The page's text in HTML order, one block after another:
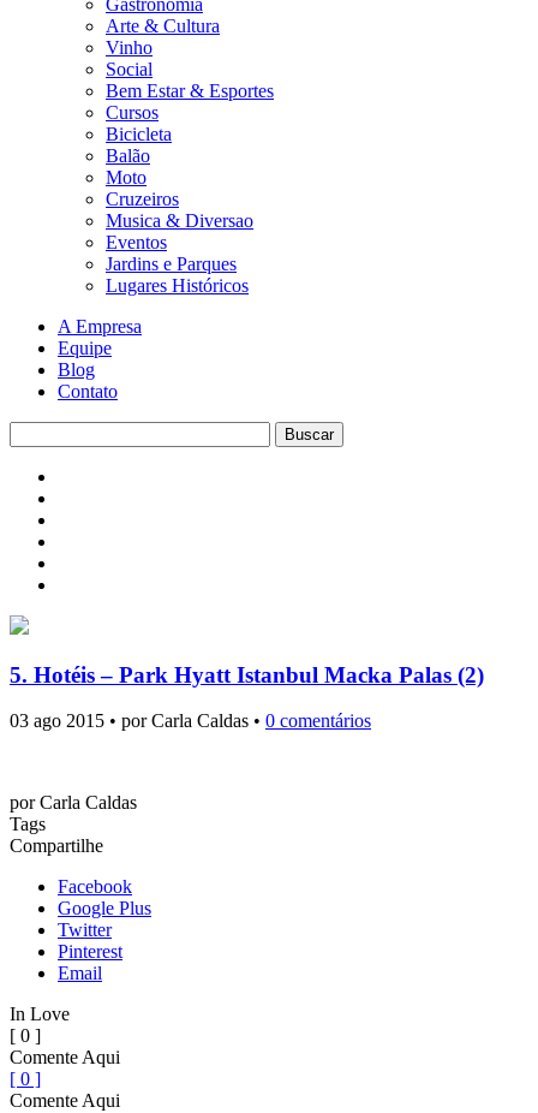
Gastronomia
Arte & Cultura
Vinho
Social
Bem Estar & Esportes
Cursos
Bicicleta
Balão
Moto
Cruzeiros
Musica & Diversao
Eventos
Jardins e Parques
Lugares Históricos
A Empresa
Equipe
Blog
Contato
5. Hotéis – Park Hyatt Istanbul Macka Palas (2)
03 ago 2015 • por Carla Caldas • 0 comentários
porCarla Caldas
Tags
Compartilhe
Facebook
Google Plus
Twitter
Pinterest
Email
In Love
[ 0 ]
Comente Aqui
[ 0 ]
Comente Aqui